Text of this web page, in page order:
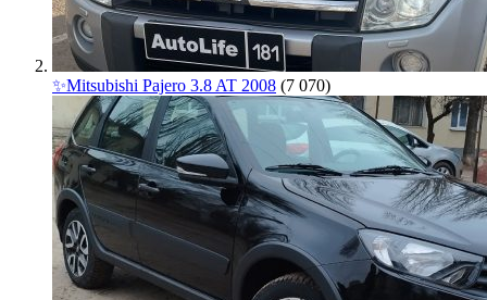
✨Mitsubishi Pajero 3.8 AT 2008 (7 070)